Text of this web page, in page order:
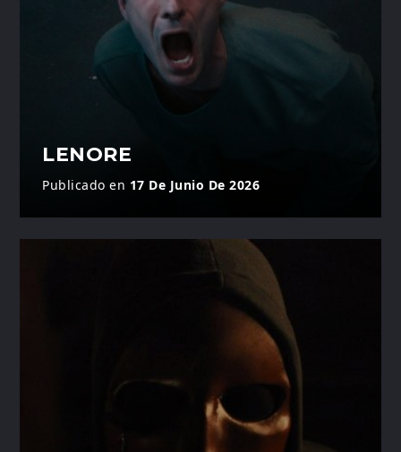
LENORE
Publicado en 17 De Junio De 2026